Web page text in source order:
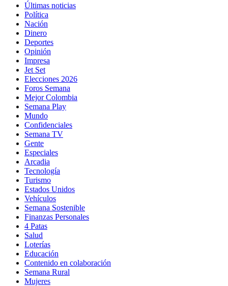
Últimas noticias
Política
Nación
Dinero
Deportes
Opinión
Impresa
Jet Set
Elecciones 2026
Foros Semana
Mejor Colombia
Semana Play
Mundo
Confidenciales
Semana TV
Gente
Especiales
Arcadia
Tecnología
Turismo
Estados Unidos
Vehículos
Semana Sostenible
Finanzas Personales
4 Patas
Salud
Loterías
Educación
Contenido en colaboración
Semana Rural
Mujeres